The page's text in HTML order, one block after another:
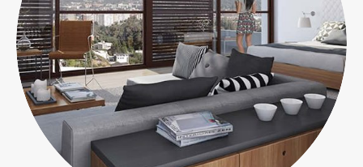
Departamentos
EN VERDE